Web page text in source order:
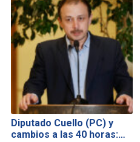
Diputado Cuello (PC) y
cambios a las 40 horas:…